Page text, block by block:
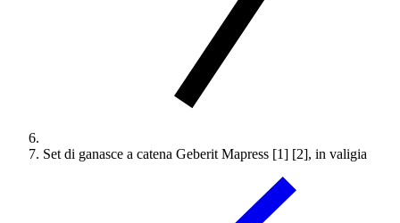
Set di ganasce a catena Geberit Mapress [1] [2], in valigia